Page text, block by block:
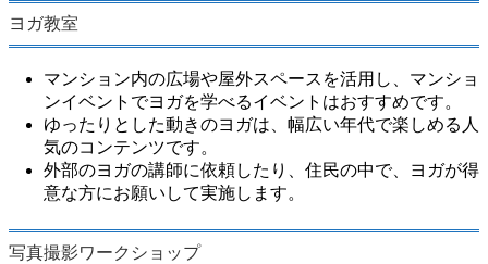
ヨガ教室
マンション内の広場や屋外スペースを活用し、マンショ
ンイベントでヨガを学べるイベントはおすすめです。
ゆったりとした動きのヨガは、幅広い年代で楽しめる人
気のコンテンツです。
外部のヨガの講師に依頼したり、住民の中で、ヨガが得
意な方にお願いして実施します。
写真撮影ワークショップ